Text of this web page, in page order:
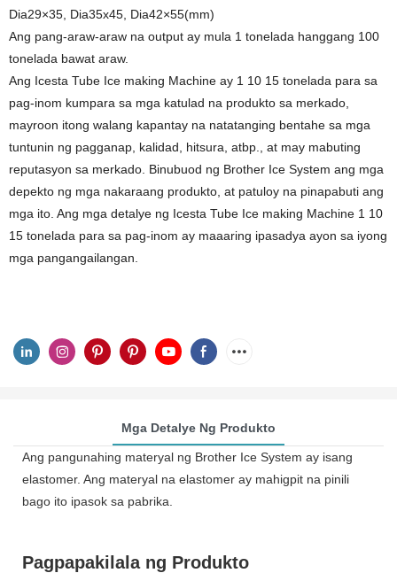
Dia29×35, Dia35x45, Dia42×55(mm)
Ang pang-araw-araw na output ay mula 1 tonelada hanggang 100
tonelada bawat araw.
Ang Icesta Tube Ice making Machine ay 1 10 15 tonelada para sa
pag-inom kumpara sa mga katulad na produkto sa merkado,
mayroon itong walang kapantay na natatanging bentahe sa mga
tuntunin ng pagganap, kalidad, hitsura, atbp., at may mabuting
reputasyon sa merkado. Binubuod ng Brother Ice System ang mga
depekto ng mga nakaraang produkto, at patuloy na pinapabuti ang
mga ito. Ang mga detalye ng Icesta Tube Ice making Machine 1 10
15 tonelada para sa pag-inom ay maaaring ipasadya ayon sa iyong
mga pangangailangan.
Mga Detalye Ng Produkto
Ang pangunahing materyal ng Brother Ice System ay isang
elastomer. Ang materyal na elastomer ay mahigpit na pinili
bago ito ipasok sa pabrika.
Pagpapakilala ng Produkto